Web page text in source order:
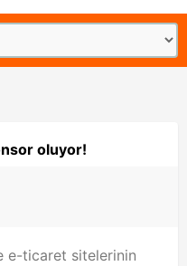
oluyor!
e-ticaret sitelerinin